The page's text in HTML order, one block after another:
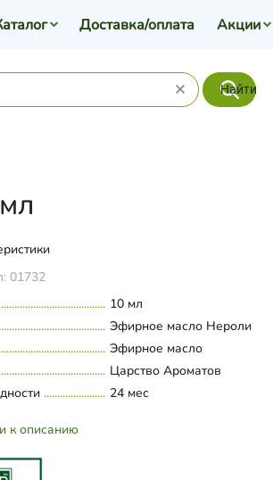
Найти
Доставка/оплата Акции
01732
10 мл
Эфирное масло Нероли
Эфирное масло
Царство Ароматов
24 мес
к описанию